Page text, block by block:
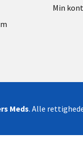
Min
Meds. Alle